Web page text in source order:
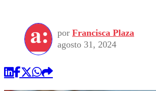
por Francisca Plaza
agosto 31, 2024